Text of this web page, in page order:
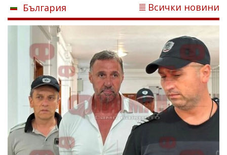
България Всички новини